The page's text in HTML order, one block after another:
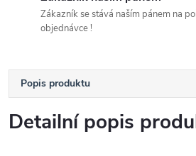
Zákazník se stává naším pánem na
objednávce !
Popis produktu
Detailní popis